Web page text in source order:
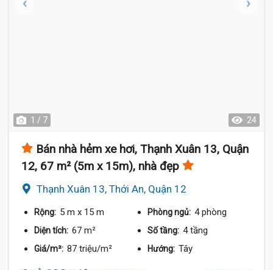
1 / 7 24
Bán nhà hẻm xe hơi, Thạnh Xuân 13, Quận
12, 67 m² (5m x 15m), nhà đẹp
Thạnh Xuân 13, Thới An, Quận 12
Rộng: 5 m x 15 m Phòng ngủ: 4 phòng
Diện tích: 67 m² Số tầng: 4 tầng
Giá/m²: 87 triệu/m² Hướng: Tây